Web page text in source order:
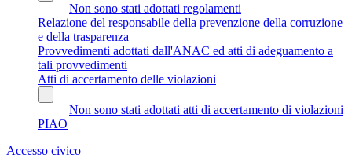
Non sono stati adottati regolamenti
Relazione del responsabile della prevenzione della corruzione
e della trasparenza
Provvedimenti adottati dall'ANAC ed atti di adeguamento a
tali provvedimenti
Atti di accertamento delle violazioni
Non sono stati adottati atti di accertamento di violazioni
PIAO
Accesso civico